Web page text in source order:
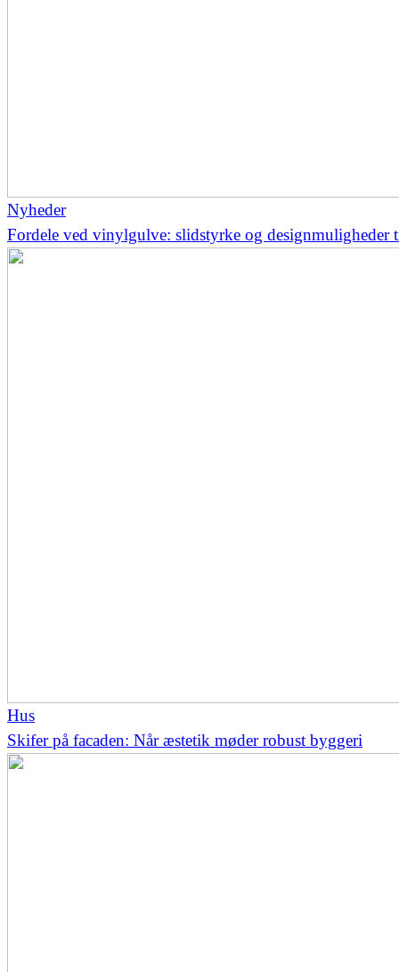
Nyheder
Fordele ved vinylgulve: slidstyrke og designmuligheder
Hus
Skifer på facaden: Når æstetik møder robust byggeri